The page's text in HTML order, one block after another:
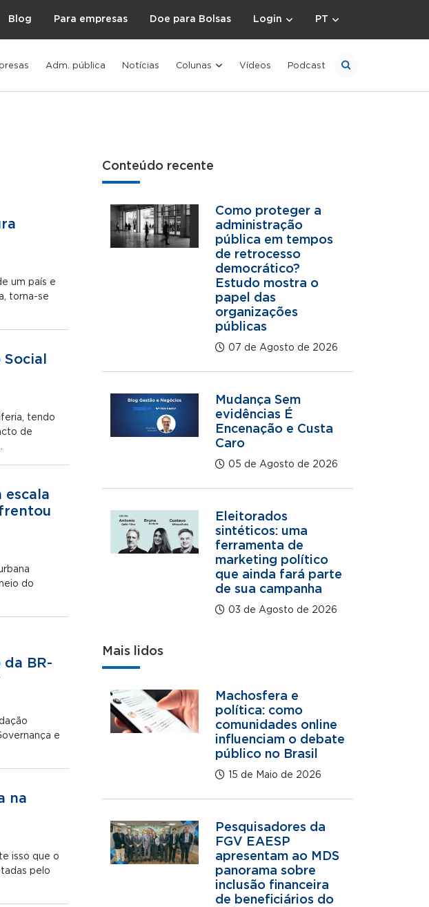
Blog Para empresas Doe para Bolsas Login PT
Adm. pública Notícias Colunas Vídeos Podcast
um país e
torna-se
tendo
de
escala
do
BR-
e
na
isso que o
pelo
Conteúdo recente
Como proteger a
administração
pública em tempos
de retrocesso
democrático?
Estudo mostra o
papel das
organizações
públicas
07 de Agosto de 2026
Mudança Sem
evidências É
Encenação e Custa
Caro
05 de Agosto de 2026
Eleitorados
sintéticos: uma
ferramenta de
marketing político
que ainda fará parte
de sua campanha
03 de Agosto de 2026
Mais lidos
Machosfera e
política: como
comunidades online
influenciam o debate
público no Brasil
15 de Maio de 2026
Pesquisadores da
FGV EAESP
apresentam ao MDS
panorama sobre
inclusão financeira
de beneficiários do